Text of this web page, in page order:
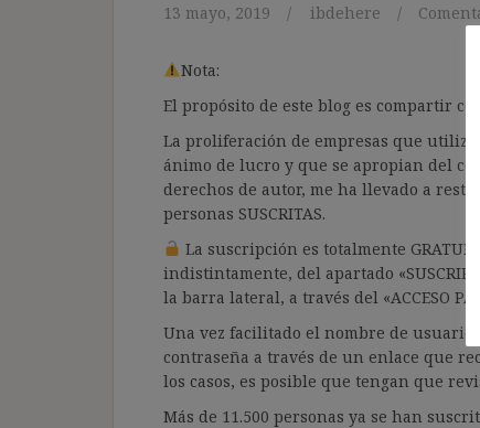
13 mayo, 2019 ibdehere
Nota:
El propósito de este blog es compartir
La proliferación de empresas que
ánimo de lucro y que se apropian del
derechos de autor, me ha llevado a
personas SUSCRITAS.
La suscripción es totalmente
indistintamente, del apartado
la barra lateral, a través del «ACCESO
Una vez facilitado el nombre de usuario
contraseña a través de un enlace que
los casos, es posible que tengan que
Más de 11.500 personas ya se han